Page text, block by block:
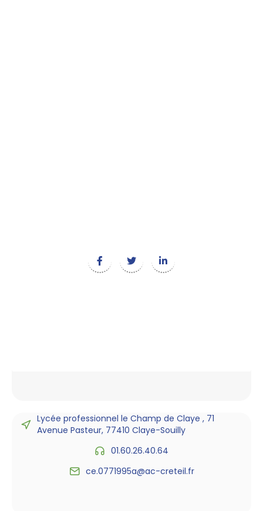
Lycée professionnel le Champ de Claye , 71
Avenue Pasteur, 77410 Claye-Souilly
01.60.26.40.64
ce.0771995a@ac-creteil.fr